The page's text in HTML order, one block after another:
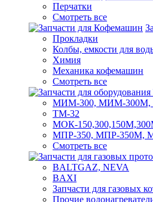
Перчатки
Смотреть все
Прокладки
Колбы, емкости для
Химия
Механика кофемашин
Смотреть все
МИМ-300, МИМ-300М,
ТМ-32
МОК-
МПР-350, МПР-350М,
Смотреть все
BALTGAZ, NEVA
BAXI
Запчасти для газовых
Прочие